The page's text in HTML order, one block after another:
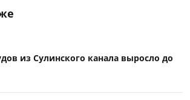
из Сулинского канала выросло до